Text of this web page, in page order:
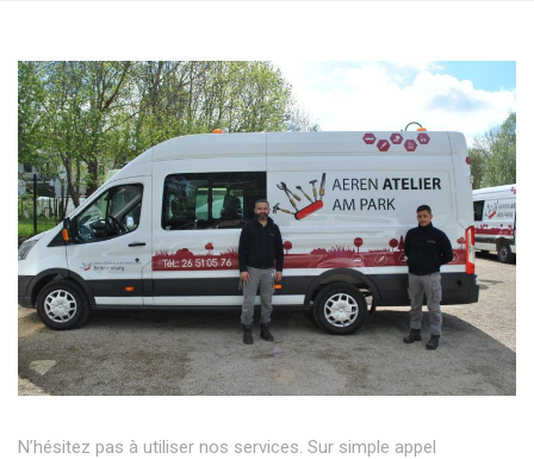
N’hésitez pas à utiliser nos services. Sur simple appel